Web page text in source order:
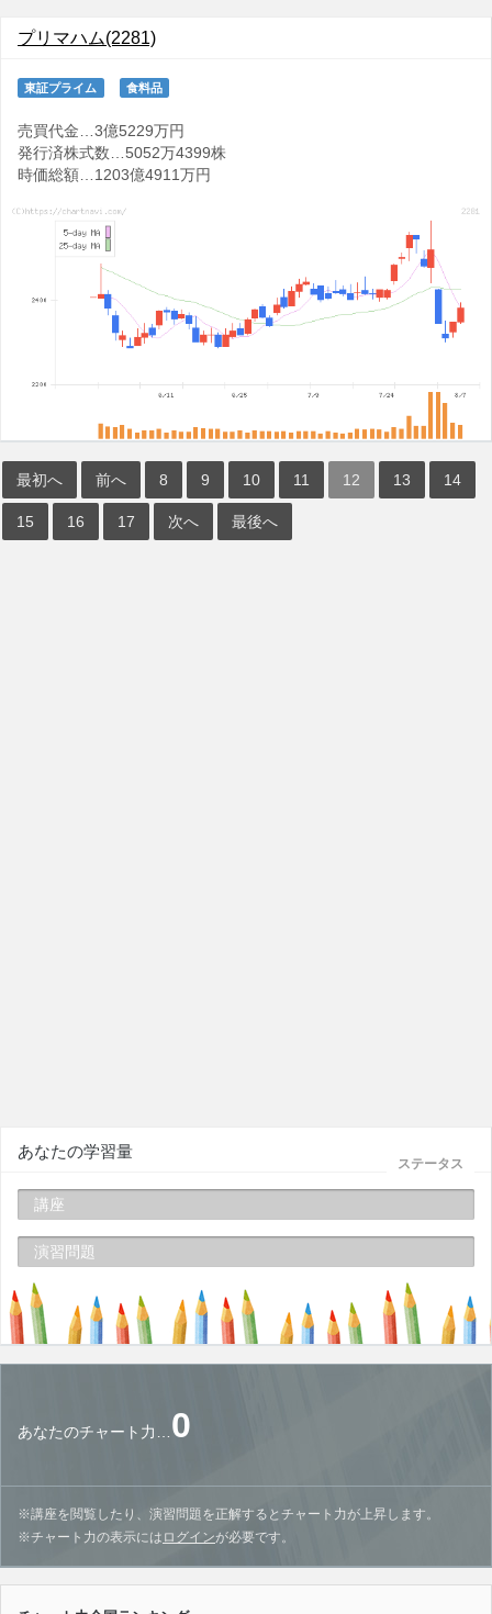
プリマハム(2281)
東証プライム 食料品
売買代金…3億5229万円
発行済株式数…5052万4399株
時価総額…1203億4911万円
最初へ 前へ 8 9 10 11 12 13 14
15 16 17 次へ 最後へ
ステータス
あなたの学習量
講座
演習問題
あなたのチャート力… 0
※講座を閲覧したり、演習問題を正解するとチャート力が上昇します。
※チャート力の表示には ログインが必要です。